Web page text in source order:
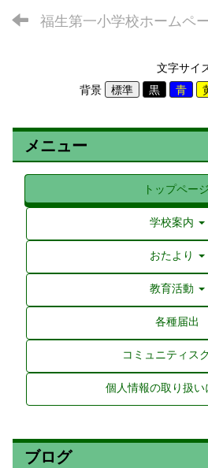
福生第一小学校ホームペ
文字サイ
背景
メニュー
トップページ
学校案内
おたより
教育活動
各種届出
コミュニティス
個人情報の取り扱い
ブログ